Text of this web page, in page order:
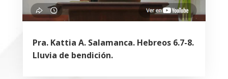
Pra. Kattia A. Salamanca. Hebreos 6.7-8.
Lluvia de bendición.